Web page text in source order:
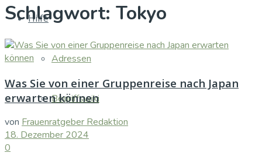
Hilfe
Adressen
Begriffswiki
Schlagwort: Tokyo
Was Sie von einer Gruppenreise nach Japan
erwarten können
von Frauenratgeber Redaktion
18. Dezember 2024
0